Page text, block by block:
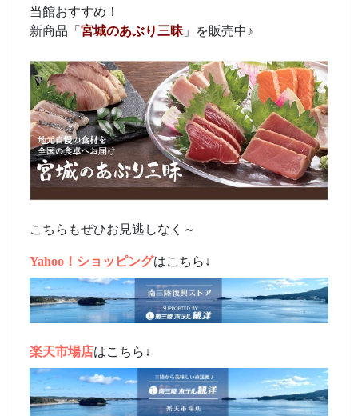
当館おすすめ！
新商品「 宮城のあぶり三昧 」を販売中♪
こちらもぜひお見逃しなく～
Yahoo！ショッピングはこちら↓
楽天市場店はこちら↓